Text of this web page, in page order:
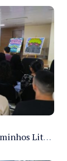
Sejusc participa da 5ª edição do Caminhos Literários com foco na cultura hip-hop nas unidades socioeducativas